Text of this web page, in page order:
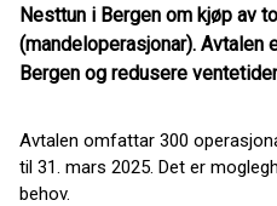
Nesttun i Bergen om kjøp av
(mandeloperasjonar). Avtalen
Bergen og redusere
Avtalen omfattar 300
til 31. mars 2025. Det er
behov.